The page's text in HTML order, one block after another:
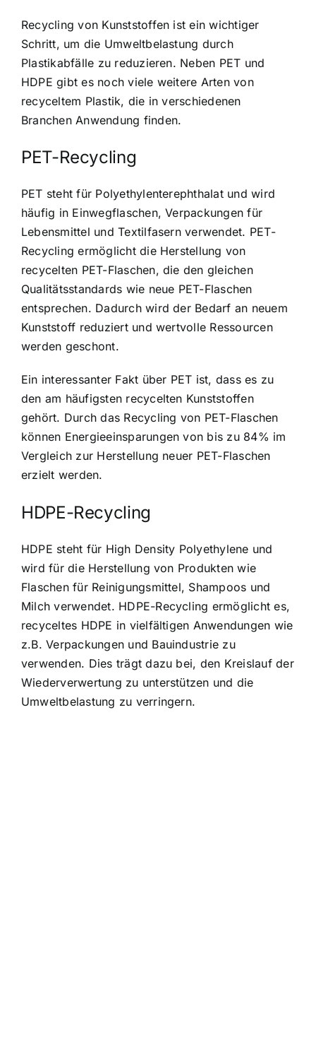
Recycling von Kunststoffen ist ein wichtiger
Schritt, um die Umweltbelastung durch
Plastikabfälle zu reduzieren. Neben PET und
HDPE gibt es noch viele weitere Arten von
recyceltem Plastik, die in verschiedenen
Branchen Anwendung finden.
PET-Recycling
PET steht für Polyethylenterephthalat und wird
häufig in Einwegflaschen, Verpackungen für
Lebensmittel und Textilfasern verwendet. PET-
Recycling ermöglicht die Herstellung von
recycelten PET-Flaschen, die den gleichen
Qualitätsstandards wie neue PET-Flaschen
entsprechen. Dadurch wird der Bedarf an neuem
Kunststoff reduziert und wertvolle Ressourcen
werden geschont.
Ein interessanter Fakt über PET ist, dass es zu
den am häufigsten recycelten Kunststoffen
gehört. Durch das Recycling von PET-Flaschen
können Energieeinsparungen von bis zu 84% im
Vergleich zur Herstellung neuer PET-Flaschen
erzielt werden.
HDPE-Recycling
HDPE steht für High Density Polyethylene und
wird für die Herstellung von Produkten wie
Flaschen für Reinigungsmittel, Shampoos und
Milch verwendet. HDPE-Recycling ermöglicht es,
recyceltes HDPE in vielfältigen Anwendungen wie
z.B. Verpackungen und Bauindustrie zu
verwenden. Dies trägt dazu bei, den Kreislauf der
Wiederverwertung zu unterstützen und die
Umweltbelastung zu verringern.